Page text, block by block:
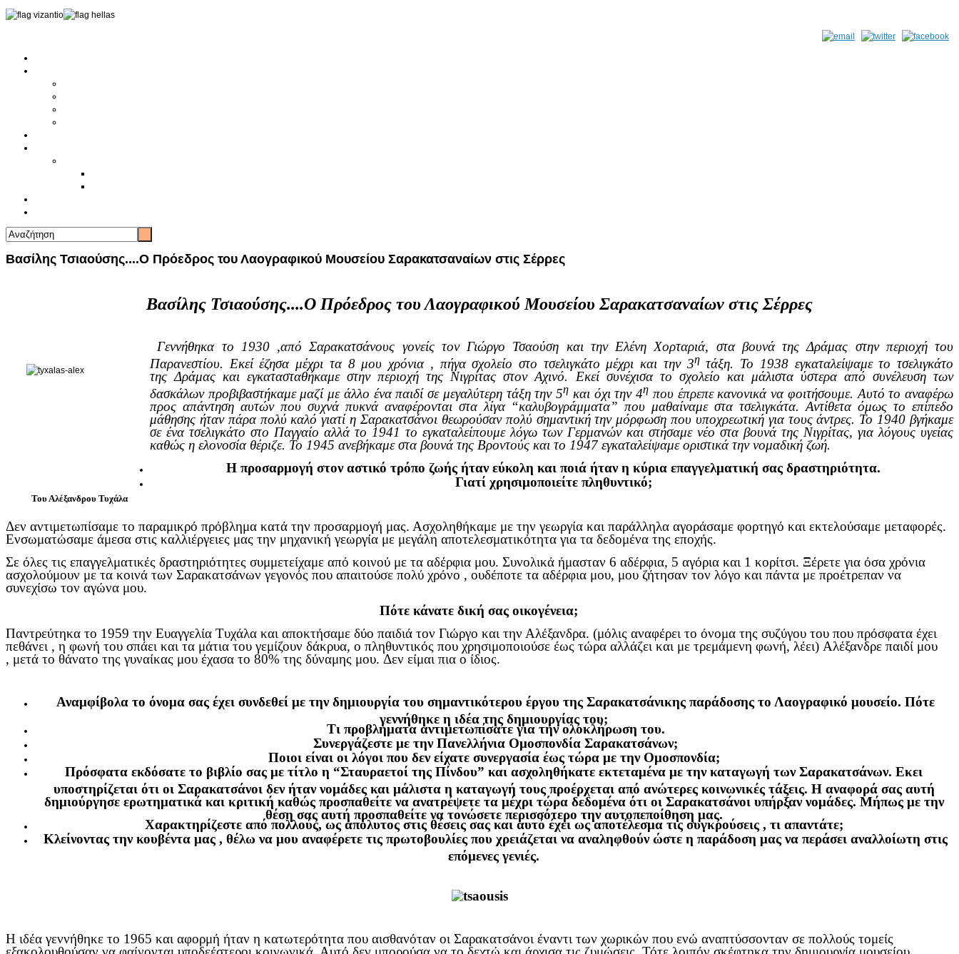
Βασίλης Τσιαούσης....Ο Πρόεδρος του Λαογραφικού Μουσείου Σαρακατσαναίων στις Σέρρες
Βασίλης Τσιαούσης....Ο Πρόεδρος του Λαογραφικού Μουσείου Σαρακατσαναίων στις Σέρρες
Του Αλέξανδρου Τυχάλα
Γεννήθηκα το 1930 ,από Σαρακατσάνους γονείς τον Γιώργο Τσαούση και την Ελένη Χορταριά, στα βουνά της Δράμας στην περιοχή του
Παρανεστίου. Εκεί έζησα μέχρι τα 8 μου χρόνια , πήγα σχολείο στο τσελιγκάτο μέχρι και την 3ητάξη. Το 1938 εγκαταλείψαμε το τσελιγκάτο
της Δράμας και εγκατασταθήκαμε στην περιοχή της Νιγρίτας στον Αχινό. Εκεί συνέχισα το σχολείο και μάλιστα ύστερα από συνέλευση των
δασκάλων προβιβαστήκαμε μαζί με άλλο ένα παιδί σε μεγαλύτερη τάξη την 5η και όχι την 4η που έπρεπε κανονικά να φοιτήσουμε. Αυτό το αναφέρω
προς απάντηση αυτών που συχνά πυκνά αναφέρονται στα λίγα “καλυβογράμματα” που μαθαίναμε στα τσελιγκάτα. Αντίθετα όμως το επίπεδο
μάθησης ήταν πάρα πολύ καλό γιατί η Σαρακατσάνοι θεωρούσαν πολύ σημαντική την μόρφωση που υποχρεωτική για τους άντρες. Το 1940 βγήκαμε
σε ένα τσελιγκάτο στο Παγγαίο αλλά το 1941 το εγκαταλείπουμε λόγω των Γερμανών και στήσαμε νέο στα βουνά της Νιγρίτας, για λόγους υγείας
καθώς η ελονοσία θέριζε. Το 1945 ανεβήκαμε στα βουνά της Βροντούς και το 1947 εγκαταλείψαμε οριστικά την νομαδική ζωή.
Η προσαρμογή στον αστικό τρόπο ζωής ήταν εύκολη και ποιά ήταν η κύρια επαγγελματική σας δραστηριότητα.
Γιατί χρησιμοποιείτε πληθυντικό;
Δεν αντιμετωπίσαμε το παραμικρό πρόβλημα κατά την προσαρμογή μας. Ασχοληθήκαμε με την γεωργία και παράλληλα αγοράσαμε φορτηγό και εκτελούσαμε μεταφορές.
Ενσωματώσαμε άμεσα στις καλλιέργειες μας την μηχανική γεωργία με μεγάλη αποτελεσματικότητα για τα δεδομένα της εποχής.
Σε όλες τις επαγγελματικές δραστηριότητες συμμετείχαμε από κοινού με τα αδέρφια μου. Συνολικά ήμασταν 6 αδέρφια, 5 αγόρια και 1 κορίτσι. Ξέρετε για όσα χρόνια
ασχολούμουν με τα κοινά των Σαρακατσάνων γεγονός που απαιτούσε πολύ χρόνο , ουδέποτε τα αδέρφια μου, μου ζήτησαν τον λόγο και πάντα με προέτρεπαν να
συνεχίσω τον αγώνα μου.
Πότε κάνατε δική σας οικογένεια;
Παντρεύτηκα το 1959 την Ευαγγελία Τυχάλα και αποκτήσαμε δύο παιδιά τον Γιώργο και την Αλέξανδρα. (μόλις αναφέρει το όνομα της συζύγου του που πρόσφατα έχει
πεθάνει , η φωνή του σπάει και τα μάτια του γεμίζουν δάκρυα, ο πληθυντικός που χρησιμοποιούσε έως τώρα αλλάζει και με τρεμάμενη φωνή, λέει) Αλέξανδρε παιδί μου
, μετά το θάνατο της γυναίκας μου έχασα το 80% της δύναμης μου. Δεν είμαι πια ο ίδιος.
Αναμφίβολα το όνομα σας έχει συνδεθεί με την δημιουργία του σημαντικότερου έργου της Σαρακατσάνικης παράδοσης το Λαογραφικό μουσείο. Πότε
γεννήθηκε η ιδέα της δημιουργίας του;
Τι προβλήματα αντιμετωπίσατε για την ολοκλήρωση του.
Συνεργάζεστε με την Πανελλήνια Ομοσπονδία Σαρακατσάνων;
Ποιοι είναι οι λόγοι που δεν είχατε συνεργασία έως τώρα με την Ομοσπονδία;
Πρόσφατα εκδόσατε το βιβλίο σας με τίτλο η “Σταυραετοί της Πίνδου” και ασχοληθήκατε εκτεταμένα με την καταγωγή των Σαρακατσάνων. Εκει
υποστηρίζεται ότι οι Σαρακατσάνοι δεν ήταν νομάδες και μάλιστα η καταγωγή τους προέρχεται από ανώτερες κοινωνικές τάξεις. Η αναφορά σας αυτή
δημιούργησε ερωτηματικά και κριτική καθώς προσπαθείτε να ανατρέψετε τα μέχρι τώρα δεδομένα ότι οι Σαρακατσάνοι υπήρξαν νομάδες. Μήπως με την
θέση σας αυτή προσπαθείτε να τονώσετε περισσότερο την αυτοπεποίθηση μας.
Χαρακτηρίζεστε από πολλούς, ως απόλυτος στις θέσεις σας και αυτό έχει ως αποτέλεσμα τις συγκρούσεις , τι απαντάτε;
Κλείνοντας την κουβέντα μας , θέλω να μου αναφέρετε τις πρωτοβουλίες που χρειάζεται να αναληφθούν ώστε η παράδοση μας να περάσει αναλλοίωτη στις
επόμενες γενιές.
Η ιδέα γεννήθηκε το 1965 και αφορμή ήταν η κατωτερότητα που αισθανόταν οι Σαρακατσάνοι έναντι των χωρικών που ενώ αναπτύσσονταν σε πολλούς τομείς